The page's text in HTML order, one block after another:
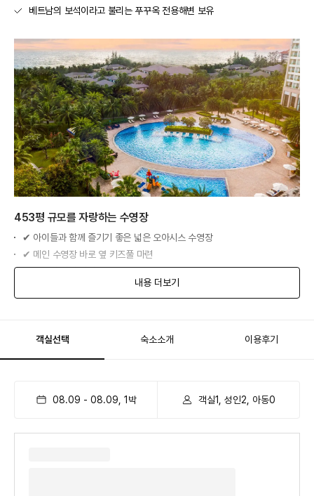
베트남의 보석이라고 불리는 푸꾸옥 전용해변 보유
453평 규모를 자랑하는 수영장
✔ 아이들과 함께 즐기기 좋은 넓은 오아시스 수영장
✔ 메인 수영장 바로 옆 키즈풀 마련
✔ 튜브와 비치 타월 무료
내용 더보기
객실선택 숙소소개 이용후기
08.09 - 08.09 1 박 객실1, 성인2, 아동0